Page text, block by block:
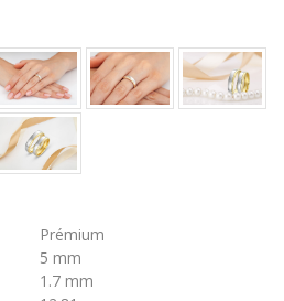
Prémium
5 mm
1.7 mm